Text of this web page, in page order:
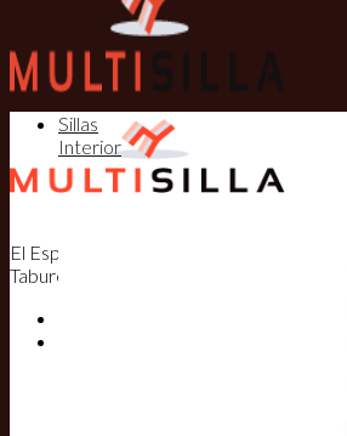
El Especialista en Sillas, Mesas y
Taburetes
Sillas
Interior